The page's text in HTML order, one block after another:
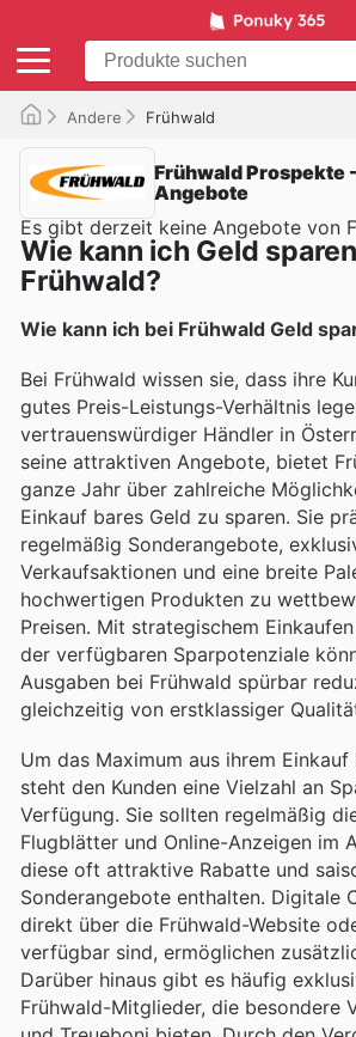
Andere Frühwald
Frühwald Prospekte
Angebote
Es gibt derzeit keine Angebote von
Wie kann ich Geld
Frühwald?
Wie kann ich bei Frühwald Geld
Bei Frühwald wissen sie, dass ihre
gutes Preis-Leistungs-Verhältnis
vertrauenswürdiger Händler in
seine attraktiven Angebote, bietet
ganze Jahr über zahlreiche
Einkauf bares Geld zu sparen. Sie
regelmäßig Sonderangebote,
Verkaufsaktionen und eine breite
hochwertigen Produkten zu
Preisen. Mit strategischem
der verfügbaren Sparpotenziale
Ausgaben bei Frühwald spürbar
gleichzeitig von erstklassiger
Um das Maximum aus ihrem Einkauf
steht den Kunden eine Vielzahl an
Verfügung. Sie sollten regelmäßig
Flugblätter und Online-Anzeigen im
diese oft attraktive Rabatte und
Sonderangebote enthalten. Digitale
direkt über die Frühwald-Website
verfügbar sind, ermöglichen
Darüber hinaus gibt es häufig
Frühwald-Mitglieder, die besondere